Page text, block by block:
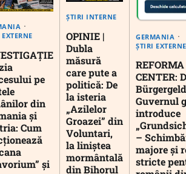
pe
din
și
Cum
și
ȘTIRI INTERNE
OPINIE |
Dubla
măsură
care pute a
politică: De
la isteria
„Azilelor
Groazei” din
Voluntari,
la liniștea
mormântală
din Bihorul
GERMANIA
ȘTIRI EXTERNE
CENTER:
Guvernul
introduce
–
majore și
stricte